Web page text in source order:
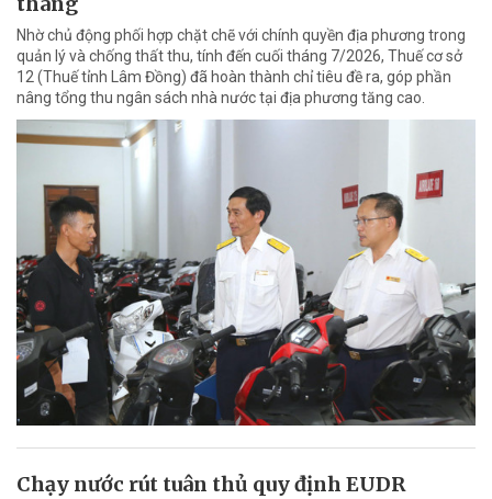
Nhờ chủ động phối hợp chặt chẽ với chính quyền địa phương trong
quản lý và chống thất thu, tính đến cuối tháng 7/2026, Thuế cơ sở
12 (Thuế tỉnh Lâm Đồng) đã hoàn thành chỉ tiêu đề ra, góp phần
nâng tổng thu ngân sách nhà nước tại địa phương tăng cao.
Chạy nước rút tuân thủ quy định EUDR